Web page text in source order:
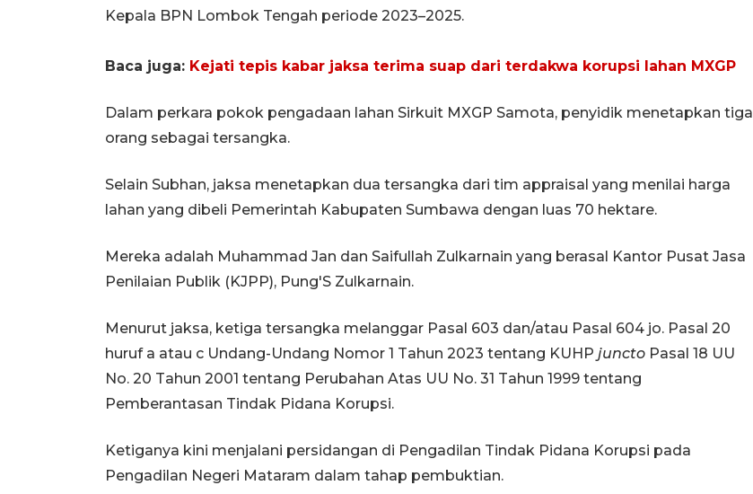
Kepala BPN Lombok Tengah periode 2023–2025.
Baca juga: Kejati tepis kabar jaksa terima suap dari terdakwa korupsi lahan MXGP
Dalam perkara pokok pengadaan lahan Sirkuit MXGP Samota, penyidik menetapkan tiga
orang sebagai tersangka.
Selain Subhan, jaksa menetapkan dua tersangka dari tim appraisal yang menilai harga
lahan yang dibeli Pemerintah Kabupaten Sumbawa dengan luas 70 hektare.
Mereka adalah Muhammad Jan dan Saifullah Zulkarnain yang berasal Kantor Pusat Jasa
Penilaian Publik (KJPP), Pung'S Zulkarnain.
Menurut jaksa, ketiga tersangka melanggar Pasal 603 dan/atau Pasal 604 jo. Pasal 20
huruf a atau c Undang-Undang Nomor 1 Tahun 2023 tentang KUHP juncto Pasal 18 UU
No. 20 Tahun 2001 tentang Perubahan Atas UU No. 31 Tahun 1999 tentang
Pemberantasan Tindak Pidana Korupsi.
Ketiganya kini menjalani persidangan di Pengadilan Tindak Pidana Korupsi pada
Pengadilan Negeri Mataram dalam tahap pembuktian.